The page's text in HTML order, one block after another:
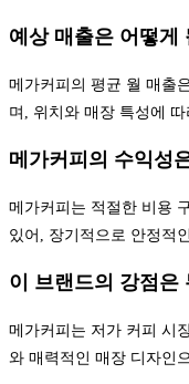
예상 매출은 어떻게
메가커피의 평균 월 매출
며, 위치와 매장 특성에
메가커피의 수익성
메가커피는 적절한 비용
있어, 장기적으로 안정적
이 브랜드의 강점은
메가커피는 저가 커피 시
와 매력적인 매장 디자인